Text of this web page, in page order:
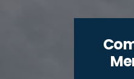
content